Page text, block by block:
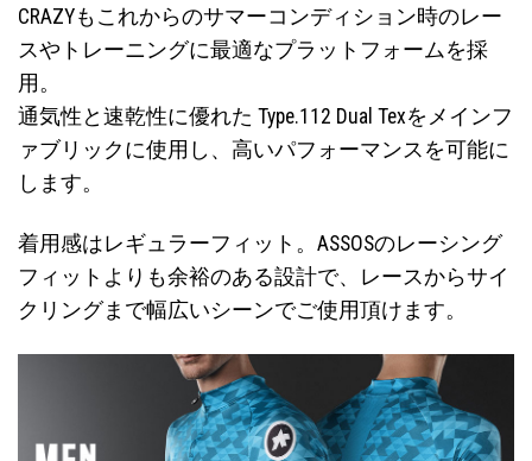
CRAZYもこれからのサマーコンディション時のレー
スやトレーニングに最適なプラットフォームを採
用。
通気性と速乾性に優れた Type.112 Dual Texをメインフ
ァブリックに使用し、高いパフォーマンスを可能に
します。
着用感はレギュラーフィット。ASSOSのレーシング
フィットよりも余裕のある設計で、レースからサイ
クリングまで幅広いシーンでご使用頂けます。